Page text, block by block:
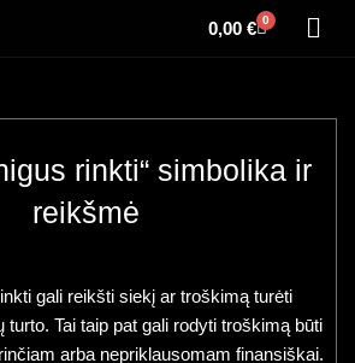
0,00 € 0
rinkti“ simbolika ir
reikšmė
gali reikšti siekį ar troškimą turėti
turto. Tai taip pat gali rodyti troškimą būti
arba nepriklausomam finansiškai.